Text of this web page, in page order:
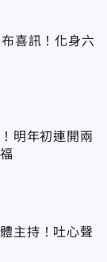
喜訊！化身六
明年初連開兩
主持！吐心聲